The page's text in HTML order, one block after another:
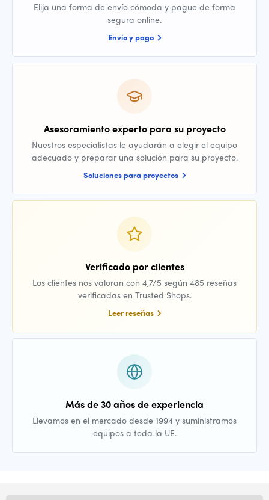
Elija una forma de envío cómoda y pague de forma
segura online.
Envío y pago
Asesoramiento experto para su proyecto
Nuestros especialistas le ayudarán a elegir el equipo
adecuado y preparar una solución para su proyecto.
Soluciones para proyectos
Verificado por clientes
Los clientes nos valoran con 4,7/5 según 485 reseñas
verificadas en Trusted Shops.
Leer reseñas
Más de 30 años de experiencia
Llevamos en el mercado desde 1994 y suministramos
equipos a toda la UE.